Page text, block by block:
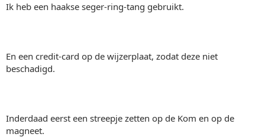
Ik heb een haakse seger-ring-tang gebruikt.
En een credit-card op de wijzerplaat, zodat deze niet
beschadigd.
Inderdaad eerst een streepje zetten op de Kom en op de
magneet.